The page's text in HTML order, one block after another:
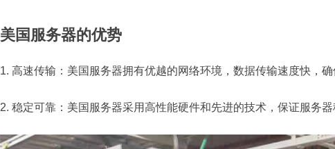
美国服务器的优势
1. 高速传输：美国服务器拥有优越的网络环境，数据传输速度快，
2. 稳定可靠：美国服务器采用高性能硬件和先进的技术，保证服务